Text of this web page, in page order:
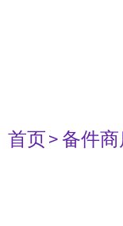
首页> 备件